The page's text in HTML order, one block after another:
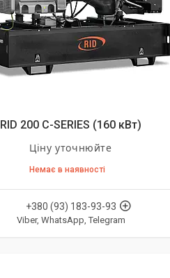
RID 200 C-SERIES (160 кВт)
Ціну уточнюйте
Немає в наявності
+380 (93) 183-93-93
Viber, WhatsApp, Telegram